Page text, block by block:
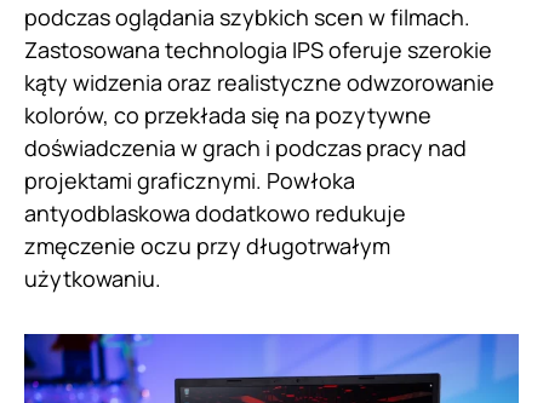
podczas oglądania szybkich scen w filmach.
Zastosowana technologia IPS oferuje szerokie
kąty widzenia oraz realistyczne odwzorowanie
kolorów, co przekłada się na pozytywne
doświadczenia w grach i podczas pracy nad
projektami graficznymi. Powłoka
antyodblaskowa dodatkowo redukuje
zmęczenie oczu przy długotrwałym
użytkowaniu.